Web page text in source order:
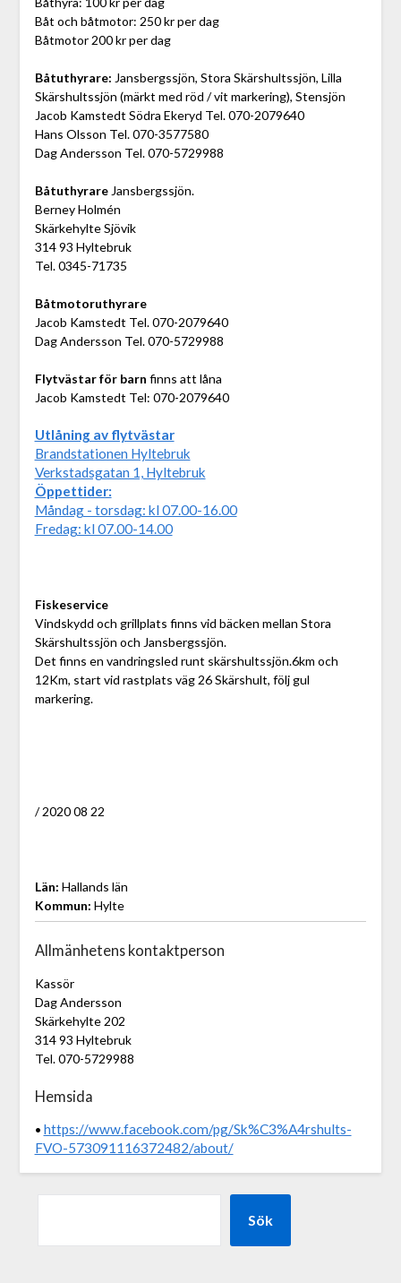
Båt och båtmotor: 250 kr per dag
Båtmotor 200 kr per dag
Båtuthyrare: Jansbergssjön, Stora Skärshultssjön, Lilla
Skärshultssjön (märkt med röd / vit markering), Stensjön
Jacob Kamstedt Södra Ekeryd Tel. 070-2079640
Hans Olsson Tel. 070-3577580
Dag Andersson Tel. 070-5729988
BåtuthyrareJansbergssjön.
Berney Holmén
Skärkehylte Sjövik
314 93 Hyltebruk
Tel. 0345-71735
Båtmotoruthyrare
Jacob Kamstedt Tel. 070-2079640
Dag Andersson Tel. 070-5729988
Flytvästar för barn finns att låna
Jacob Kamstedt Tel: 070-2079640
Utlåning av flytvästar
Brandstationen Hyltebruk
Verkstadsgatan 1, Hyltebruk
Öppettider:
Måndag - torsdag: kl 07.00-16.00
Fredag: kl 07.00-14.00
Fiskeservice
Vindskydd och grillplats finns vid bäcken mellan Stora
Skärshultssjön och Jansbergssjön.
Det finns en vandringsled runt skärshultssjön.6km och
12Km, start vid rastplats väg 26 Skärshult, följ gul
markering.
/ 2020 08 22
Län: Hallands län
Kommun: Hylte
Allmänhetens kontaktperson
Kassör
Dag Andersson
Skärkehylte 202
314 93 Hyltebruk
Tel. 070-5729988
Hemsida
• https://www.facebook.com/pg/Sk%C3%A4rshults-
FVO-573091116372482/about/
Sök